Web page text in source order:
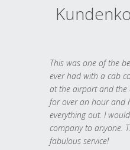
This was one of the
ever had with a cab
at the airport and the
for over an hour and
everything out. I
company to anyone.
fabulous service!